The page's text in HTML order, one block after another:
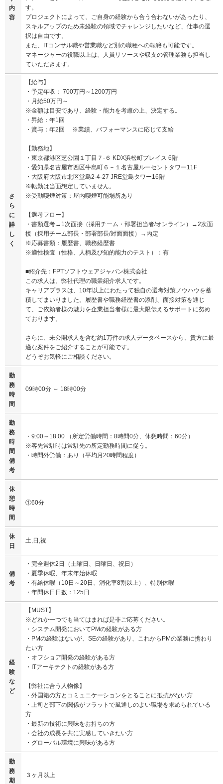
内
容
す。
プロジェクトによって、ご自身の経験から合う合わないがあったり、
スキルアップのため未経験の領域でチャレンジしたいなど、仕事の選
択は自由です。
また、ITコンサル職や営業職など別の職種への転籍も可能です。
マネージャーの役職以上は、人員リソースや収支の管理業務も担当し
ていただきます。
さ
ら
に
詳
し
く
【給与】
・予定年収： 700万円～1200万円
・月給50万円～
※金額は目安であり、経験・能力を考慮の上、決定する。
・昇給：年1回
・賞与：年2回 ※業績、パフォーマンスに応じて支給
【勤務地】
・東京都港区芝公園１丁目７-６ KDX浜松町プレイス 6階
・愛知県名古屋市西区牛島町６－１名古屋ルーセントタワー11F
・大阪府大阪市北区堂島2-4-27 JRE堂島タワー16階
※転勤は当面想定していません。
※受動喫煙対策：屋内喫煙可能場所あり
【選考フロー】
・書類選考→1次面接（採用チーム・部署担当者/オンライン）→2次面
接（採用チーム部長・部署部長/対面面接）→内定
※応募書類：履歴書、職務経歴書
※適性検査（性格、人柄及び知的能力のテスト）：有
■紹介先：FPTソフトウェアジャパン株式会社
この求人は、弊社代理の職業紹介求人です。
キャリアプラスは、10年以上にわたって独自の選考対策ノウハウを蓄
積してまいりました。履歴書や職務経歴書の添削、面接対策を通じ
て、ご依頼者様の魅力を企業担当者様に最大限伝えるサポートに努め
ております。
さらに、未公開求人を含む約1万件の求人データベースから、貴方に最
適な案件をご紹介することが可能です。
どうぞお気軽にご相談ください。
勤
務
時
間
09時00分 ～ 18時00分
勤
務
時
間
備
考
・9:00～18:00 （所定労働時間：8時間0分、休憩時間：60分）
※客先常駐時は常駐先の所定勤務時間に従う。
・時間外労働：あり（平均月20時間程度）
休
憩
時
間
①60分
休
日
土,日,祝
備
考
・完全週休2日（土曜日、日曜日、祝日）
・夏季休暇、年末年始休暇
・有給休暇（10日～20日、消化率8割以上）、特別休暇
・年間休日日数：125日
経
験
な
ど
【MUST】
※どれか一つでも当てはまれば是非ご応募ください。
・システム開発においてPMの経験がある方
・PMの経験はないが、SEの経験があり、これからPMの業務に携わり
たい方
・オフショア開発の経験がある方
・ITアーキテクトの経験がある方
【弊社に合う人物像】
・外国籍の方とコミュニケーションをとることに抵抗がない方
・上司と部下の関係がフラットで風通しのよい職場を求められている
方
・最新の技術に興味をお持ちの方
・会社の成長を共に実感していきたい方
・グローバル環境に興味がある方
勤
務
期
３ヶ月以上